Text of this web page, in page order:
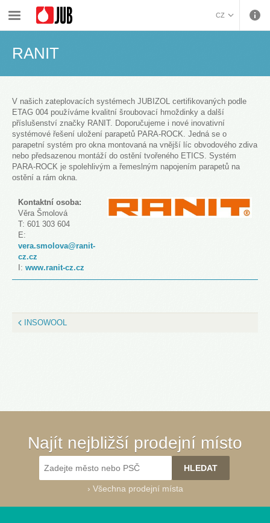
CZ
ΕΛΛΗΝΙΚΑ (GREEK)
MAGYAR (HUNGARIAN)
ITALIANO (ITALIAN)
KOSOVA (KOSOVO)
МАКЕДОНСКИ
СРПСКИ (SERBIAN)
O firmě › Systémoví partneři
RANIT
V našich zateplovacích systémech JUBIZOL certifikovaných podle
ETAG 004 používáme kvalitní šroubovací hmoždinky a další
příslušenství značky RANIT. Doporučujeme i nové inovativní
systémové řešení uložení parapetů PARA-ROCK. Jedná se o
parapetní systém pro okna montovaná na vnější líc obvodového zdiva
nebo předsazenou montáží do ostění tvořeného ETICS. Systém
PARA-ROCK je spolehlivým a řemeslným napojením parapetů na
ostění a rám okna.
Kontaktní osoba:
Věra Šmolová
T: 601 303 604
E:
vera.smolova@ranit-
cz.cz
I: www.ranit-cz.cz
INSOWOOL
Najít nejbližší prodejní místo
› Všechna prodejní místa